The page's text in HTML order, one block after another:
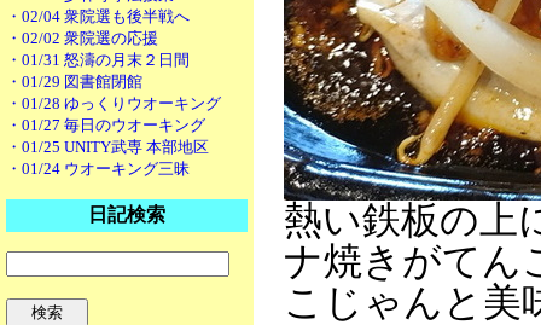
・02/04 衆院選も後半戦へ
・02/02 衆院選の応援
・01/31 怒濤の月末２日間
・01/29 図書館閉館
・01/28 ゆっくりウオーキング
・01/27 毎日のウオーキング
・01/25 UNITY武専 本部地区
・01/24 ウオーキング三昧
日記検索
熱い鉄板の上
ナ焼きがてん
こじゃんと美